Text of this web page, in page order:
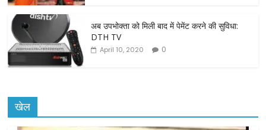
अब उपभोक्ता को मिली बाद में पेमेंट करने की सुविधा:
DTH TV
April 10, 2020 0
खेल